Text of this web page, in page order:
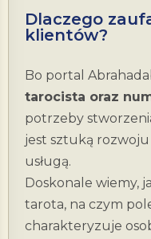
Dlaczego
klientów?
Bo portal
tarocista oraz
potrzeby
jest sztuką
usługą.
Doskonale wiemy,
tarota, na czym
charakteryzuje